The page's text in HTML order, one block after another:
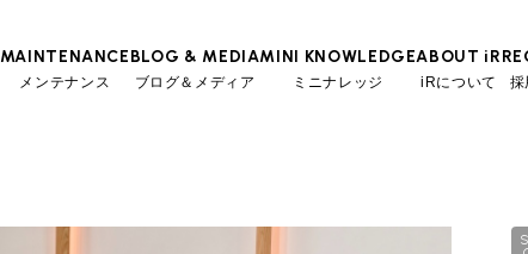
MAINTENANCE
メンテナンス
BLOG & MEDIA
ブログ＆メディア
MINI KNOWLEDGE
ミニナレッジ
ABOUT iR
iRについて 採